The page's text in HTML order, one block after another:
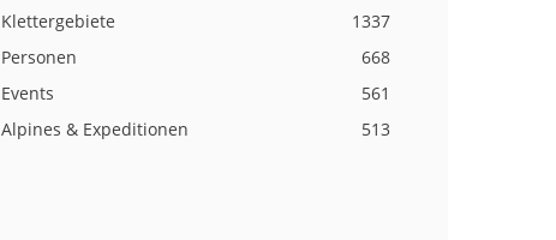
Klettergebiete
1337
Personen
668
Events
561
Alpines & Expeditionen
513